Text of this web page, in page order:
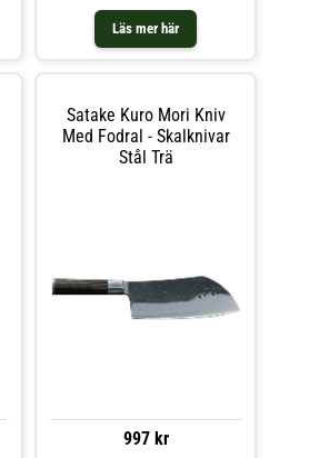
Läs mer här
kvalitativtMVS10Cob-stål.Ordet
Kaizen står för den ständiga
strävan mot förbättring och denna
Satake Kuro Mori Kniv
Med Fodral - Skalknivar
Stål Trä
997 kr